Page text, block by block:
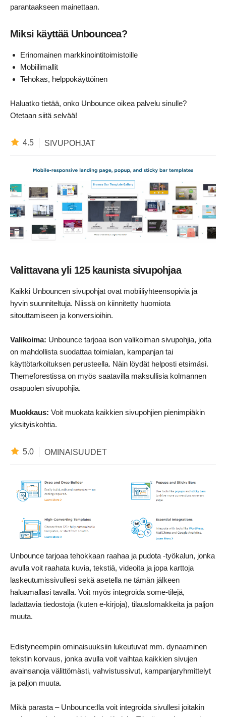
parantaakseen mainettaan.
Miksi käyttää Unbouncea?
Erinomainen markkinointitoimistoille
Mobiilimallit
Tehokas, helppokäyttöinen
Haluatko tietää, onko Unbounce oikea palvelu sinulle?
Otetaan siitä selvää!
4.5 SIVUPOHJAT
Valittavana yli 125 kaunista sivupohjaa
Kaikki Unbouncen sivupohjat ovat mobiiliyhteensopivia ja
hyvin suunniteltuja. Niissä on kiinnitetty huomiota
sitouttamiseen ja konversioihin.
Valikoima: Unbounce tarjoaa ison valikoiman sivupohjia, joita
on mahdollista suodattaa toimialan, kampanjan tai
käyttötarkoituksen perusteella. Näin löydät helposti etsimäsi.
Themeforestissa on myös saatavilla maksullisia kolmannen
osapuolen sivupohjia.
Muokkaus: Voit muokata kaikkien sivupohjien pienimpiäkin
yksityiskohtia.
5.0 OMINAISUUDET
Unbounce tarjoaa tehokkaan raahaa ja pudota -työkalun, jonka
avulla voit raahata kuvia, tekstiä, videoita ja jopa karttoja
laskeutumissivullesi sekä asetella ne tämän jälkeen
haluamallasi tavalla. Voit myös integroida some-tilejä,
ladattavia tiedostoja (kuten e-kirjoja), tilauslomakkeita ja paljon
muuta.
Edistyneempiin ominaisuuksiin lukeutuvat mm. dynaaminen
tekstin korvaus, jonka avulla voit vaihtaa kaikkien sivujen
avainsanoja välittömästi, vahvistussivut, kampanjaryhmittelyt
ja paljon muuta.
Mikä parasta – Unbounce:lla voit integroida sivullesi joitakin